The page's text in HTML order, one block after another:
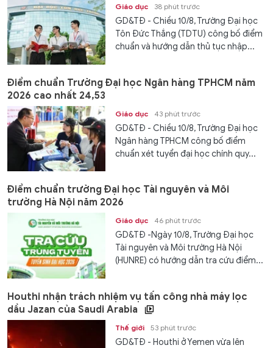
Giáo dục 38 phút trước
GD&TĐ - Chiều 10/8, Trường Đại học
Tôn Đức Thắng (TDTU) công bố điểm
chuẩn và hướng dẫn thủ tục nhập...
Điểm chuẩn Trường Đại học Ngân hàng TPHCM năm
2026 cao nhất 24,53
Giáo dục 43 phút trước
GD&TĐ - Chiều 10/8, Trường Đại học
Ngân hàng TPHCM công bố điểm
chuẩn xét tuyển đại học chính quy...
Điểm chuẩn trường Đại học Tài nguyên và Môi
trường Hà Nội năm 2026
Giáo dục 46 phút trước
GD&TĐ -Ngày 10/8, Trường Đại học
Tài nguyên và Môi trường Hà Nội
(HUNRE) có hướng dẫn tra cứu điểm...
Houthi nhận trách nhiệm vụ tấn công nhà máy lọc
dầu Jazan của Saudi Arabia
Thế giới 53 phút trước
GD&TĐ - Houthi ở Yemen vừa lên